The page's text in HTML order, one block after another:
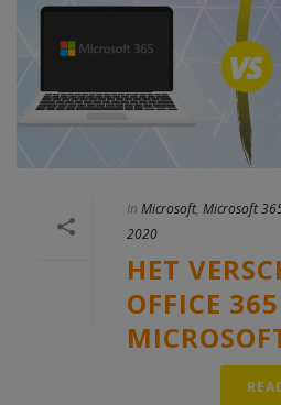
In Microsoft, Microsoft
2020
HET
OFFICE